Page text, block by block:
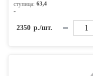
ступица: 63,4
-
2350 р./шт.